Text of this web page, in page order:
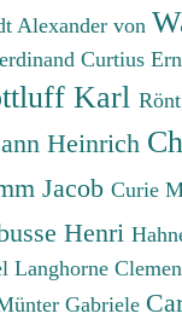
Alexander von
Curtius
Karl
Heinrich
Jacob Curie
Henri
Langhorne
Gabriele